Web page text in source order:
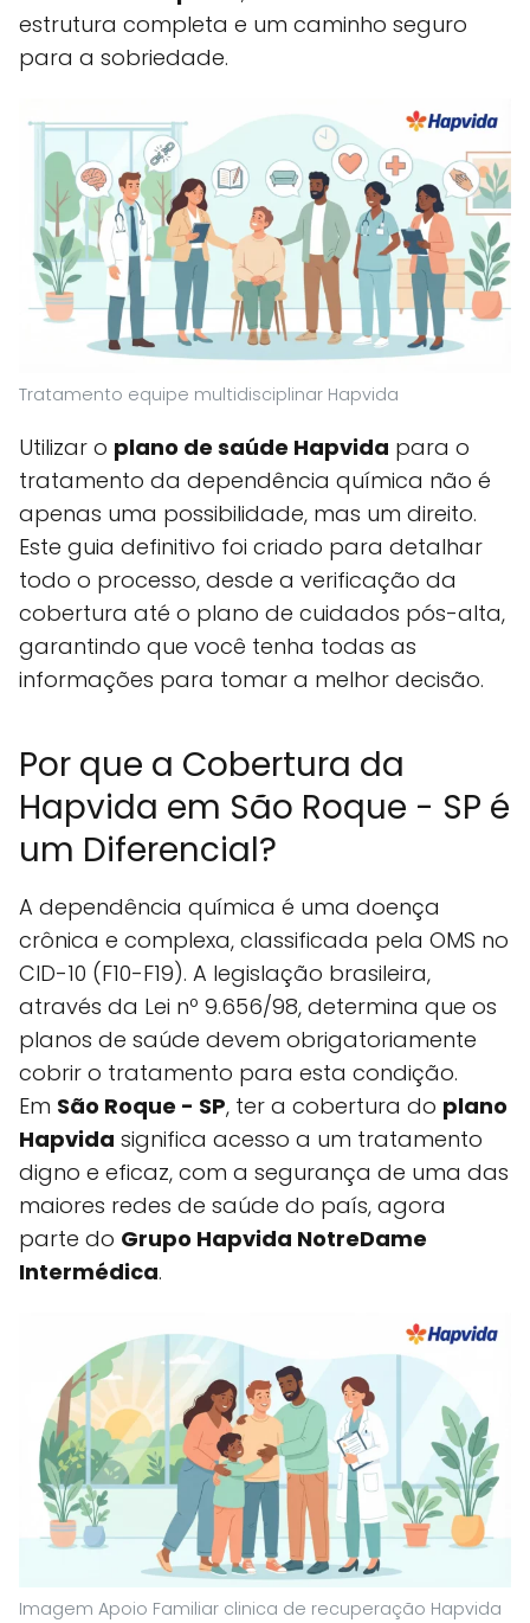
estrutura completa e um caminho seguro
para a sobriedade.
Tratamento equipe multidisciplinar Hapvida
Utilizar o plano de saúde Hapvida para o
tratamento da dependência química não é
apenas uma possibilidade, mas um direito.
Este guia definitivo foi criado para detalhar
todo o processo, desde a verificação da
cobertura até o plano de cuidados pós-alta,
garantindo que você tenha todas as
informações para tomar a melhor decisão.
Por que a Cobertura da
Hapvida em São Roque - SP é
um Diferencial?
A dependência química é uma doença
crônica e complexa, classificada pela OMS no
CID-10 (F10-F19). A legislação brasileira,
através da Lei nº 9.656/98, determina que os
planos de saúde devem obrigatoriamente
cobrir o tratamento para esta condição.
Em São Roque - SP, ter a cobertura do plano
Hapvida significa acesso a um tratamento
digno e eficaz, com a segurança de uma das
maiores redes de saúde do país, agora
parte do Grupo Hapvida NotreDame
Intermédica.
Imagem Apoio Familiar clinica de recuperação Hapvida